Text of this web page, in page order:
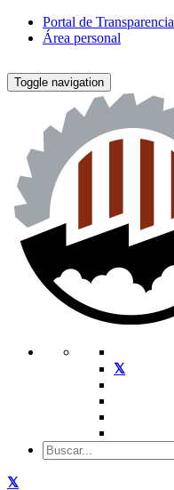
Portal de Transparencia
Área personal
Toggle navigation